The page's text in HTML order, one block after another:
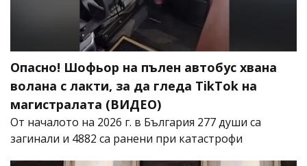
Опасно! Шофьор на пълен автобус хвана
волана с лакти, за да гледа TikTok на
магистралата (ВИДЕО)
От началото на 2026 г. в България 277 души са
загинали и 4882 са ранени при катастрофи